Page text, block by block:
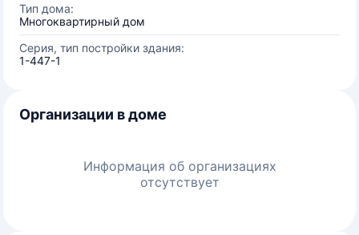
Тип дома:
Многоквартирный дом
Серия, тип постройки здания:
1-447-1
Организации в доме
Информация об организациях
отсутствует